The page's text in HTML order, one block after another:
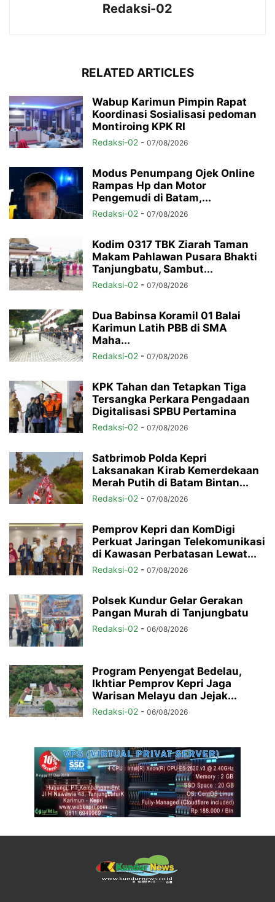
Redaksi-02
RELATED ARTICLES
Wabup Karimun Pimpin Rapat
Koordinasi Sosialisasi pedoman
Montiroing KPK RI
Redaksi-02 - 07/08/2026
Modus Penumpang Ojek Online
Rampas Hp dan Motor
Pengemudi di Batam,...
Redaksi-02 - 07/08/2026
Kodim 0317 TBK Ziarah Taman
Makam Pahlawan Pusara Bhakti
Tanjungbatu, Sambut...
Redaksi-02 - 07/08/2026
Dua Babinsa Koramil 01 Balai
Karimun Latih PBB di SMA
Maha...
Redaksi-02 - 07/08/2026
KPK Tahan dan Tetapkan Tiga
Tersangka Perkara Pengadaan
Digitalisasi SPBU Pertamina
Redaksi-02 - 07/08/2026
Satbrimob Polda Kepri
Laksanakan Kirab Kemerdekaan
Merah Putih di Batam Bintan...
Redaksi-02 - 07/08/2026
Pemprov Kepri dan KomDigi
Perkuat Jaringan Telekomunikasi
di Kawasan Perbatasan Lewat...
Redaksi-02 - 07/08/2026
Polsek Kundur Gelar Gerakan
Pangan Murah di Tanjungbatu
Redaksi-02 - 06/08/2026
Program Penyengat Bedelau,
Ikhtiar Pemprov Kepri Jaga
Warisan Melayu dan Jejak...
Redaksi-02 - 06/08/2026